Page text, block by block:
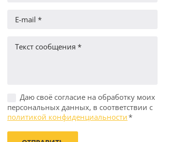
Даю своё согласие на обработку моих
персональных данных, в соответствии с
политикой конфиденциальности*